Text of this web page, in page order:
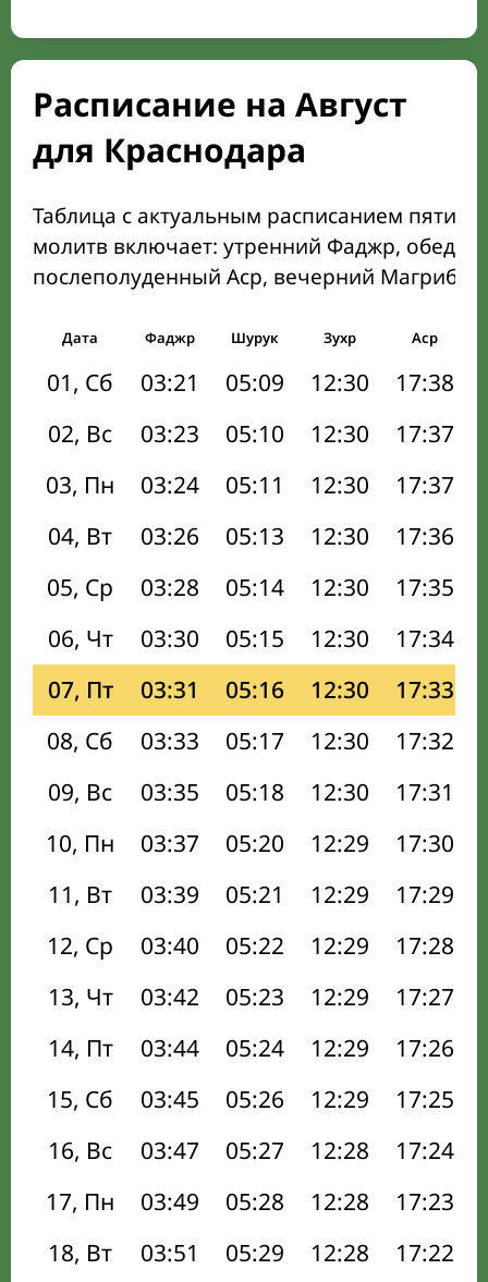
Расписание на Август
для Краснодара
Таблица с актуальным расписанием пяти
молитв включает: утренний Фаджр,
послеполуденный Аср, вечерний Магриб
Дата Фаджр Шурук Зухр Аср
01, Сб 03:21 05:09 12:30 17:38
02, Вс
03:23 05:10 12:30 17:37
03, Пн
03:24 05:11 12:30 17:37
04, Вт
03:26 05:13 12:30 17:36
05, Ср
03:28 05:14 12:30 17:35
06, Чт
03:30 05:15 12:30 17:34
07, Пт
03:31 05:16 12:30 17:33
08, Сб
03:33 05:17 12:30 17:32
09, Вс
03:35 05:18 12:30 17:31
10, Пн
03:37 05:20 12:29 17:30
11, Вт
03:39 05:21 12:29 17:29
12, Ср
03:40 05:22 12:29 17:28
13, Чт
03:42 05:23 12:29 17:27
14, Пт
03:44 05:24 12:29 17:26
15, Сб
03:45 05:26 12:29 17:25
16, Вс
03:47 05:27 12:28 17:24
17, Пн
03:49 05:28 12:28 17:23
18, Вт
03:51 05:29 12:28 17:22